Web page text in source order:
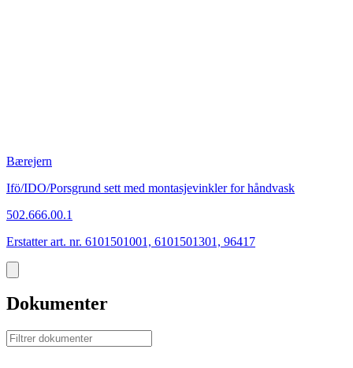
Bærejern
Ifö/IDO/Porsgrund sett med montasjevinkler for håndvask
502.666.00.1
Erstatter art. nr. 6101501001, 6101501301, 96417
Dokumenter